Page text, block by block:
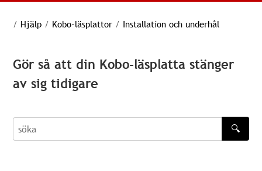
/ Hjälp / Kobo-läsplattor / Installation och underhål
Gör så att din Kobo-läsplatta stänger
av sig tidigare
söka
🔍